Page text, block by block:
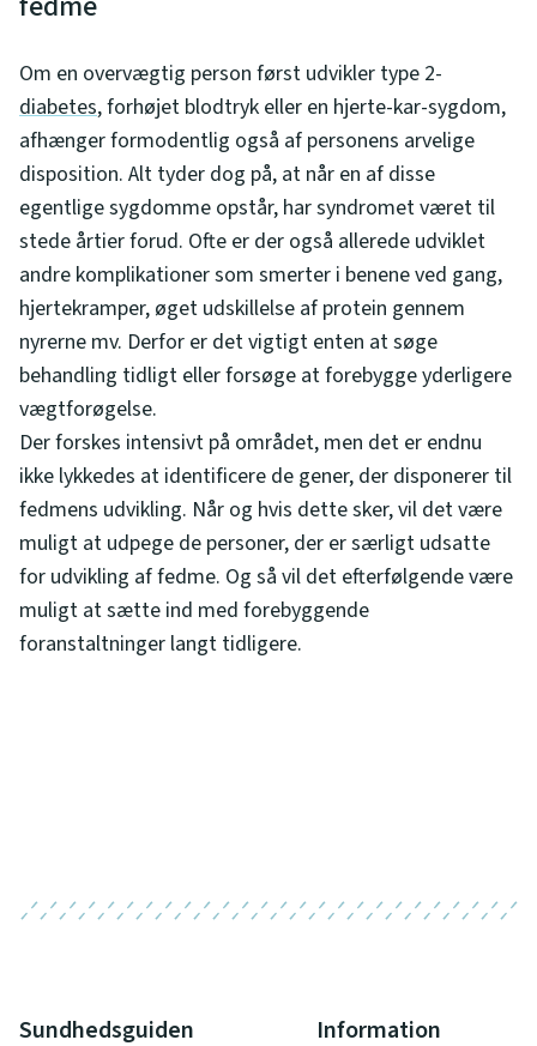
Om en overvægtig person først udvikler type 2-
diabetes, forhøjet blodtryk eller en hjerte-kar-sygdom,
afhænger formodentlig også af personens arvelige
disposition. Alt tyder dog på, at når en af disse
egentlige sygdomme opstår, har syndromet været til
stede årtier forud. Ofte er der også allerede udviklet
andre komplikationer som smerter i benene ved gang,
hjertekramper, øget udskillelse af protein gennem
nyrerne mv. Derfor er det vigtigt enten at søge
behandling tidligt eller forsøge at forebygge yderligere
vægtforøgelse.
Der forskes intensivt på området, men det er endnu
ikke lykkedes at identificere de gener, der disponerer til
fedmens udvikling. Når og hvis dette sker, vil det være
muligt at udpege de personer, der er særligt udsatte
for udvikling af fedme. Og så vil det efterfølgende være
muligt at sætte ind med forebyggende
foranstaltninger langt tidligere.
Sundhedsguiden Information